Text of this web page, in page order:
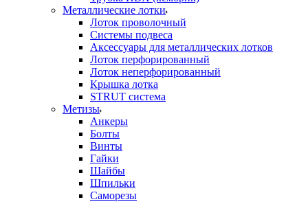
Металлические лотки
Лоток проволочный
Системы подвеса
Аксессуары для металлических лотков
Лоток перфорированный
Лоток неперфорированный
Крышка лотка
STRUT система
Метизы
Анкеры
Болты
Винты
Гайки
Шайбы
Шпильки
Саморезы